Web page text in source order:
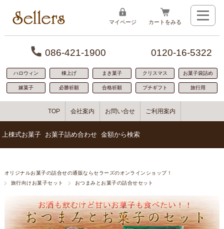
マイページ カートをみる
086-421-1900 0120-16-5322
ハロウィン 棟上げ まき菓子 クリスマス お菓子袋詰め
嫁菓子 必勝祈願 合格祈願 プチギフト 旅行用
TOP 会社案内 お問い合せ ご利用案内
上棟式お菓子
「贈り物に人気」寿セット
小規模な餅まきに人気
若い世代に人気
安心のボリューム感
盛んな地域に人気
お菓子詰め合わせ
1番人気300円お菓子詰め合わせ
ばらまき用におすすめ126円お菓子セット
ちょっぴり豪華500円お菓子詰め合わせ
色々入った400円お菓子詰め合わせ
金額から検索
100円代のお菓子詰め合わせ
200円～300円お菓子詰め合わせ
300円～400円お菓子詰め合わせ
500円～600円お菓子詰め合わせ
600円～1000円お菓子詰め合わせ
オリジナルお菓子の詰合せの通販ならセラーズのオンラインショップ！
旅行向けお菓子セット
おつまみとお菓子の詰合せセット